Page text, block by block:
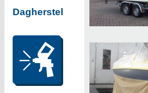
Dagherstel